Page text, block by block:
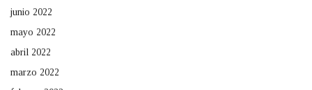
junio 2022
mayo 2022
abril 2022
marzo 2022